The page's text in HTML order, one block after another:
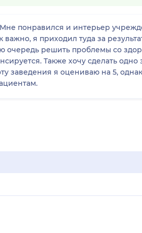
понравился и интерьер
я приходил туда за
очередь решить проблемы со
Также хочу сделать
заведения я оцениваю на 5,